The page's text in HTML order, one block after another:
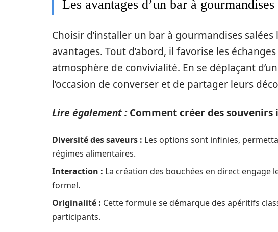
Les avantages d’un bar à gourmandises
Choisir d’installer un bar à gourmandises
avantages. Tout d’abord, il favorise les
atmosphère de convivialité. En se déplaçant
l’occasion de converser et de partager leurs
Lire également : Comment créer des souvenirs
Diversité des saveurs : Les options sont infinies,
régimes alimentaires.
Interaction : La création des bouchées en direct engage
formel.
Originalité : Cette formule se démarque des apéritifs
participants.